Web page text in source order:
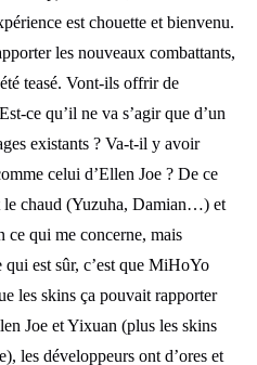
est chouette et bienvenu.
les nouveaux combattants,
teasé. Vont-ils offrir de
ce qu’il ne va s’agir que d’un
existants ? Va-t-il y avoir
celui d’Ellen Joe ? De ce
le chaud (Yuzuha, Damian…) et
qui me concerne, mais
est sûr, c’est que MiHoYo
les skins ça pouvait rapporter
Joe et Yixuan (plus les skins
les développeurs ont d’ores et